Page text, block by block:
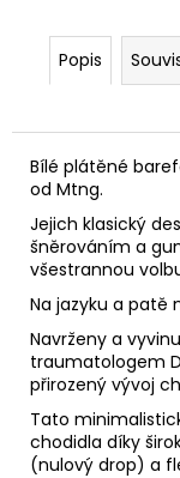
Popis
Bílé plátěné
od Mtng.
Jejich klasický
šněrováním a
všestrannou
Na jazyku a patě
Navrženy a
traumatologem
přirozený vývoj
Tato
chodidla díky
(nulový drop) a